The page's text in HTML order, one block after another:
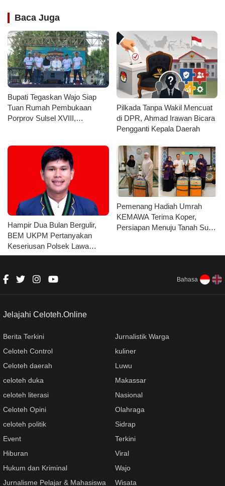
Baca Juga
Bupati Tegaskan Wajo Siap
Tuan Rumah Pembukaan
Porprov Sulsel XVIII,
Kolaborasi KONI
Pilkada Tanpa Wakil Mencuat
di DPR, Ahmad Irawan Bicara
Pengganti Kepala Daerah
Hampir Dua Bulan Bergulir,
BEM UKPM Pertanyakan
Keseriusan Polsek Lawa
Tangani Kasus Pengeroyokan
Pemenang Hadiah Umrah
KEMAWA Terima Koper,
Persiapan Menuju Tanah Suci
Bahasa
Jelajahi Celoteh.Online
Berita Terkini
Celoteh Control
Celoteh daerah
celoteh duka
celoteh literasi
Celoteh Opini
celoteh politik
Event
Hiburan
Hukum dan Kriminal
Jurnalisme Pelajar & Mahasiswa
Jurnalistik Warga
kuliner
Luwu
Makassar
Nasional
Olahraga
Sidrap
Terkini
Viral
Wajo
Wisata